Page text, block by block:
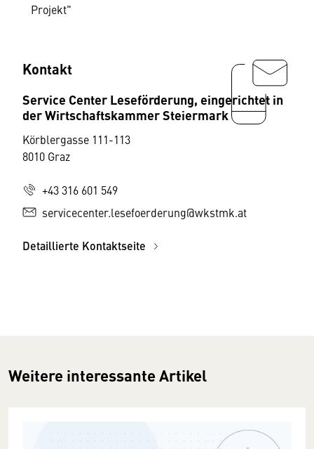
Projekt"
Kontakt
Service Center Leseförderung, eingerichtet in
der Wirtschaftskammer Steiermark
Körblergasse 111-113
8010 Graz
+43 316 601 549
servicecenter.lesefoerderung@wkstmk.at
Detaillierte Kontaktseite
Weitere interessante Artikel